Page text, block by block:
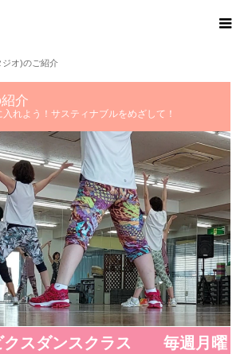
オ)のご紹介
介
れよう！サスティナブルをめざして！
クスダンスクラス 毎週月曜